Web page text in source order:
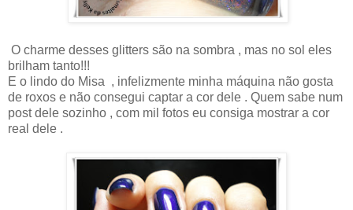
O charme desses glitters são na sombra , mas no sol eles
brilham tanto!!!
E o lindo do Misa , infelizmente minha máquina não gosta
de roxos e não consegui captar a cor dele . Quem sabe num
post dele sozinho , com mil fotos eu consiga mostrar a cor
real dele .